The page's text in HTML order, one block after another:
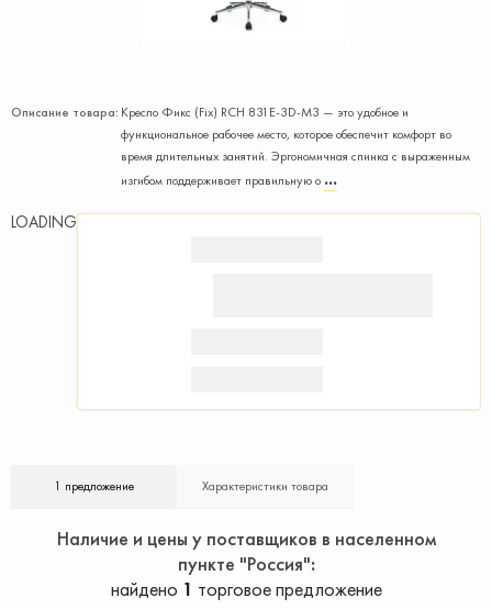
Описание товара: Кресло Фикс (Fix) RCH 831E-3D-M3 — это удобное и
функциональное рабочее место, которое обеспечит комфорт во
время длительных занятий. Эргономичная спинка с выраженным
изгибом поддерживает правильную о
LOADING
1 предложение Характеристики товара
Наличие и цены у поставщиков в населенном
пункте "Россия"
найдено 1 торговое предложение